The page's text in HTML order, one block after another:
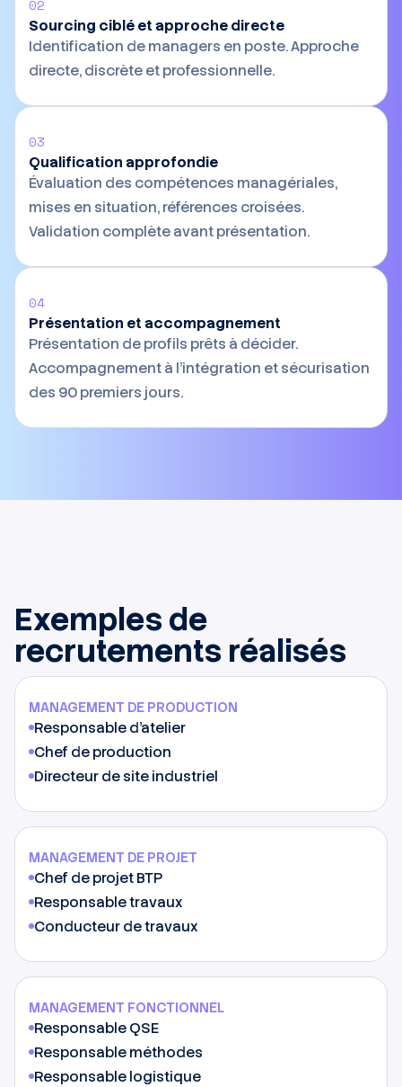
02
Sourcing ciblé et approche directe
Identification de managers en poste. Approche
directe, discrète et professionnelle.
03
Qualification approfondie
Évaluation des compétences managériales,
mises en situation, références croisées.
Validation complète avant présentation.
04
Présentation et accompagnement
Présentation de profils prêts à décider.
Accompagnement à l'intégration et sécurisation
des 90 premiers jours.
Exemples de
recrutements réalisés
MANAGEMENT DE PRODUCTION
Responsable d'atelier
Chef de production
Directeur de site industriel
MANAGEMENT DE PROJET
Chef de projet BTP
Responsable travaux
Conducteur de travaux
MANAGEMENT FONCTIONNEL
Responsable QSE
Responsable méthodes
Responsable logistique